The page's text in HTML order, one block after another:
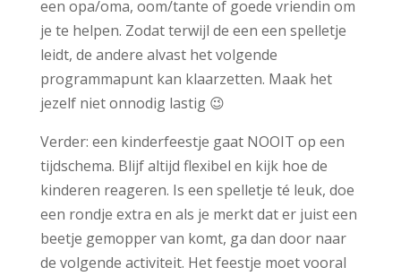
een opa/oma, oom/tante of goede vriendin om
je te helpen. Zodat terwijl de een een spelletje
leidt, de andere alvast het volgende
programmapunt kan klaarzetten. Maak het
jezelf niet onnodig lastig 😉
Verder: een kinderfeestje gaat NOOIT op een
tijdschema. Blijf altijd flexibel en kijk hoe de
kinderen reageren. Is een spelletje té leuk, doe
een rondje extra en als je merkt dat er juist een
beetje gemopper van komt, ga dan door naar
de volgende activiteit. Het feestje moet vooral